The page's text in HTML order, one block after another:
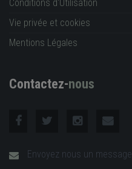
Conditions d'Utilisation
Vie privée et cookies
Mentions Légales
Contactez-nous
Envoyez nous un message